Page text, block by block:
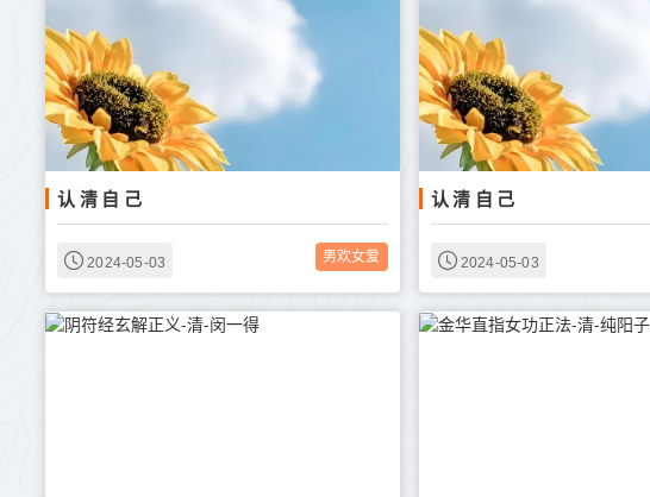
认 清 自 己
2024-05-03 男欢女爱
认 清 自 己
2024-05-03